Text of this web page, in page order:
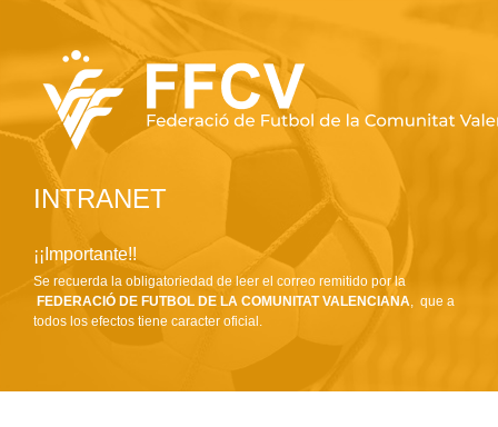
INTRANET
¡¡Importante!!
Se recuerda la obligatoriedad de leer el correo remitido por la
FEDERACIÓ DE FUTBOL DE LA COMUNITAT VALENCIANA, que a
todos los efectos tiene caracter oficial.